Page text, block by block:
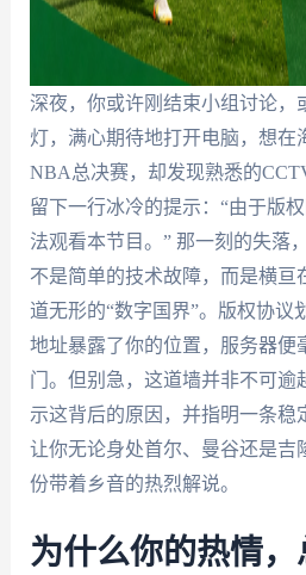
深夜，你或许刚结束小组讨论，
灯，满心期待地打开电脑，想在
NBA总决赛，却发现熟悉的
留下一行冰冷的提示：“由于版
法观看本节目。” 那一刻的失落
不是简单的技术故障，而是横亘
道无形的“数字国界”。版权协议
地址暴露了你的位置，服务器便
门。但别急，这道墙并非不可逾
示这背后的原因，并指明一条稳
让你无论身处首尔、曼谷还是吉
份带着乡音的热烈解说。
为什么你的热情，